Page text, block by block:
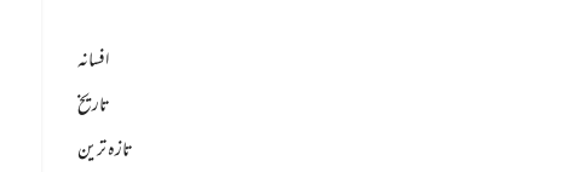
افسانہ
تاریخ
تازہ ترین